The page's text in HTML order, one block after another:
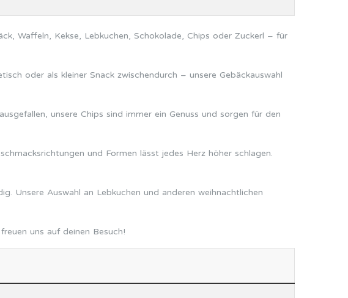
Waffeln, Kekse, Lebkuchen, Schokolade, Chips oder Zuckerl – für
oder als kleiner Snack zwischendurch – unsere Gebäckauswahl
unsere Chips sind immer ein Genuss und sorgen für den
und Formen lässt jedes Herz höher schlagen.
Unsere Auswahl an Lebkuchen und anderen weihnachtlichen
uns auf deinen Besuch!